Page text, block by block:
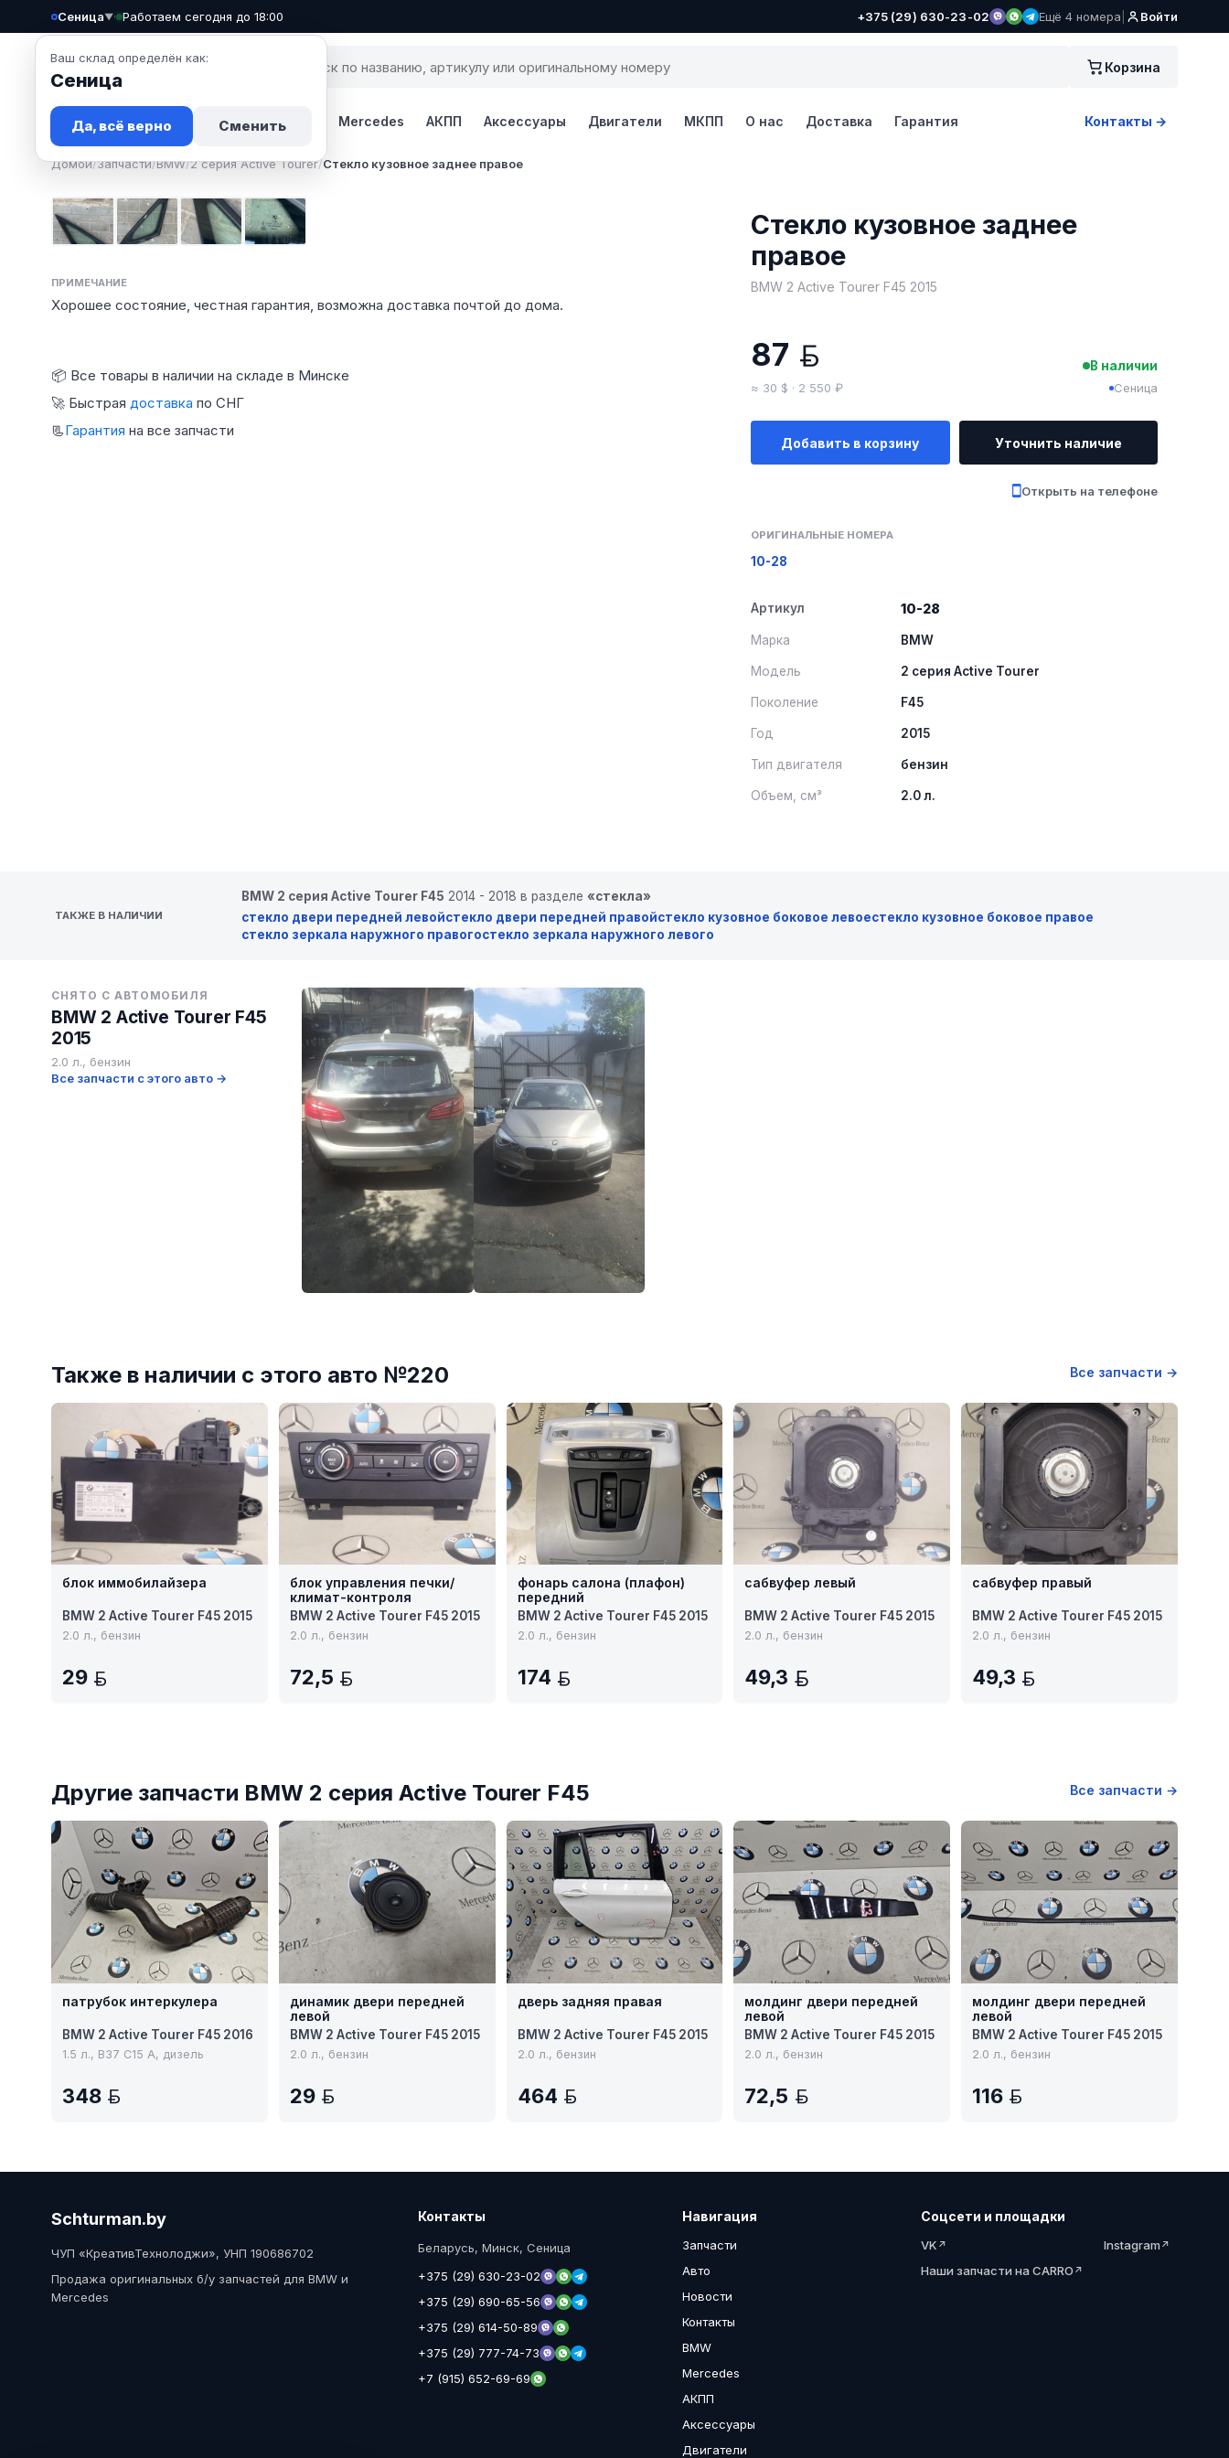
Сеница▼
Ваш склад определён как:
Сеница
Да, всё верно Сменить
· Работаем сегодня до 18:00 +375 (29) 630-23-02 Ещё 4 номера Войти
Корзина
Запчасти Авто Новости Mercedes АКПП Аксессуары Двигатели МКПП О нас Доставка Гарантия Контакты →
Домой/Запчасти/BMW/2 серия Active Tourer/Стекло кузовное заднее правое
ПРИМЕЧАНИЕ
Хорошее состояние, честная гарантия, возможна доставка почтой до дома.
📦 Все товары в наличии на складе в Минске
🚀 Быстрая доставка по СНГ
📃Гарантия на все запчасти
Стекло кузовное заднее
правое
BMW 2 Active Tourer F45 2015
87
≈ 30 $ · 2 550 ₽
В наличии
Сеница
Добавить в корзину Уточнить наличие
Открыть на телефоне
ОРИГИНАЛЬНЫЕ НОМЕРА
10-28
Артикул 10-28
Марка BMW
Модель 2 серия Active Tourer
Поколение F45
Год 2015
Тип двигателя бензин
Объем, см³ 2.0 л.
ТАКЖЕ В НАЛИЧИИ
BMW 2 серия Active Tourer F45 2014 - 2018 в разделе «стекла»
стекло двери передней левойстекло двери передней правойстекло кузовное боковое левоестекло кузовное боковое правое
стекло зеркала наружного правогостекло зеркала наружного левого
СНЯТО С АВТОМОБИЛЯ
BMW 2 Active Tourer F45
2015
2.0 л., бензин
Все запчасти с этого авто →
Также в наличии с этого авто №220 Все запчасти →
блок иммобилайзера
BMW 2 Active Tourer F45 2015
2.0 л., бензин
29
блок управления печки/
климат-контроля
BMW 2 Active Tourer F45 2015
2.0 л., бензин
72,5
фонарь салона (плафон)
передний
BMW 2 Active Tourer F45 2015
2.0 л., бензин
174
сабвуфер левый
BMW 2 Active Tourer F45 2015
2.0 л., бензин
49,3
сабвуфер правый
BMW 2 Active Tourer F45 2015
2.0 л., бензин
49,3
Другие запчасти BMW 2 серия Active Tourer F45 Все запчасти →
патрубок интеркулера
BMW 2 Active Tourer F45 2016
1.5 л., B37 C15 A, дизель
348
динамик двери передней
левой
BMW 2 Active Tourer F45 2015
2.0 л., бензин
29
дверь задняя правая
BMW 2 Active Tourer F45 2015
2.0 л., бензин
464
молдинг двери передней
левой
BMW 2 Active Tourer F45 2015
2.0 л., бензин
72,5
молдинг двери передней
левой
BMW 2 Active Tourer F45 2015
2.0 л., бензин
116
Schturman.by
ЧУП «КреативТехнолоджи», УНП 190686702
Продажа оригинальных б/у запчастей для BMW и
Mercedes
Контакты
Беларусь, Минск, Сеница
+375 (29) 630-23-02
+375 (29) 690-65-56
+375 (29) 614-50-89
+375 (29) 777-74-73
+7 (915) 652-69-69
Навигация
Запчасти
Авто
Новости
Контакты
BMW
Mercedes
АКПП
Аксессуары
Двигатели
Соцсети и площадки
VK
Instagram
Наши запчасти на CARRO